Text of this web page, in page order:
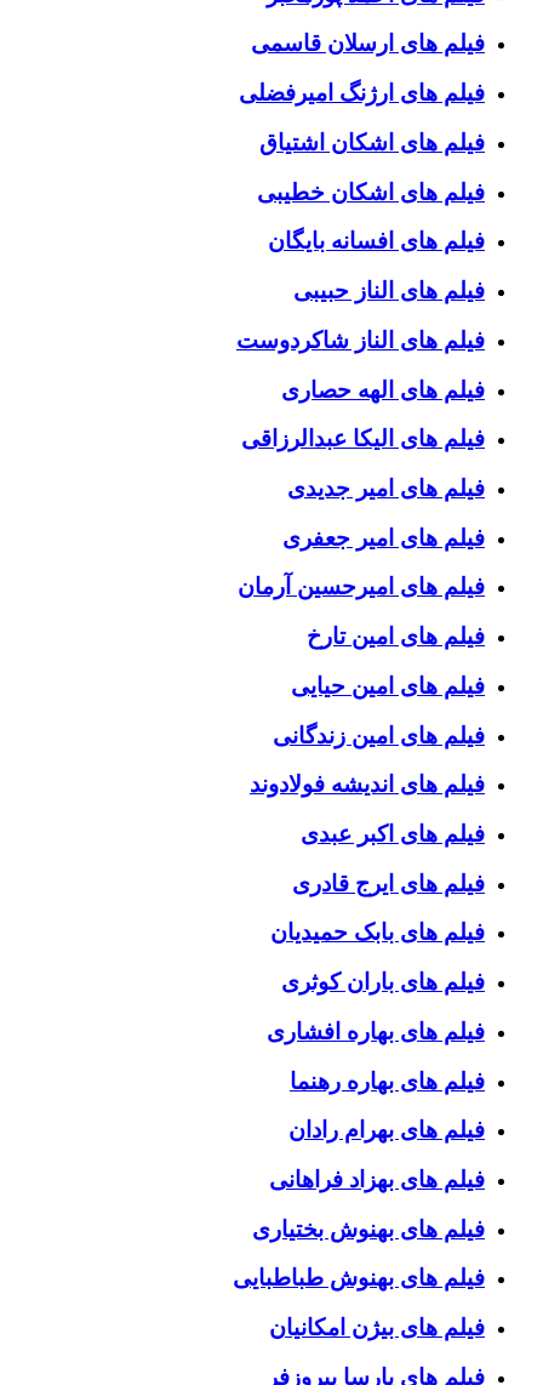
فیلم های ارسلان قاسمی
فیلم های ارژنگ امیرفضلی
فیلم های اشکان اشتیاق
فیلم های اشکان خطیبی
فیلم های افسانه بایگان
فیلم های الناز حبیبی
فیلم های الناز شاکردوست
فیلم های الهه حصاری
فیلم های الیکا عبدالرزاقی
فیلم های امیر جدیدی
فیلم های امیر جعفری
فیلم های امیرحسین آرمان
فیلم های امین تارخ
فیلم های امین حیایی
فیلم های امین زندگانی
فیلم های اندیشه فولادوند
فیلم های اکبر عبدی
فیلم های ایرج قادری
فیلم های بابک حمیدیان
فیلم های باران کوثری
فیلم های بهاره افشاری
فیلم های بهاره رهنما
فیلم های بهرام رادان
فیلم های بهزاد فراهانی
فیلم های بهنوش بختیاری
فیلم های بهنوش طباطبایی
فیلم های بیژن امکانیان
فیلم های پارسا پیروزفر